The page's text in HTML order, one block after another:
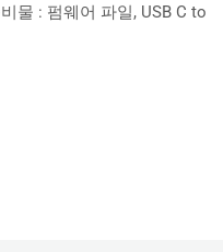
물 : 펌웨어 파일, USB C to